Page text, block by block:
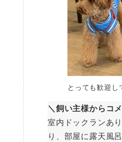
とっても歓迎し
＼飼い主様からコ
室内ドックランあ
り、部屋に露天風